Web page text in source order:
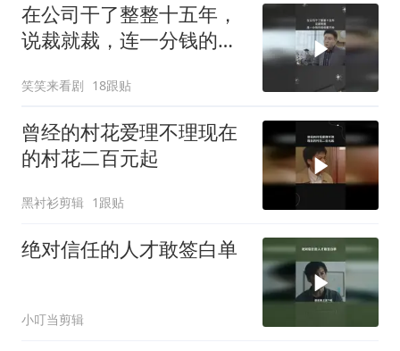
在公司干了整整十五年，
说裁就裁，连一分钱的赔
笑笑来看剧 18跟贴
曾经的村花爱理不理现在
的村花二百元起
黑衬衫剪辑 1跟贴
绝对信任的人才敢签白单
小叮当剪辑